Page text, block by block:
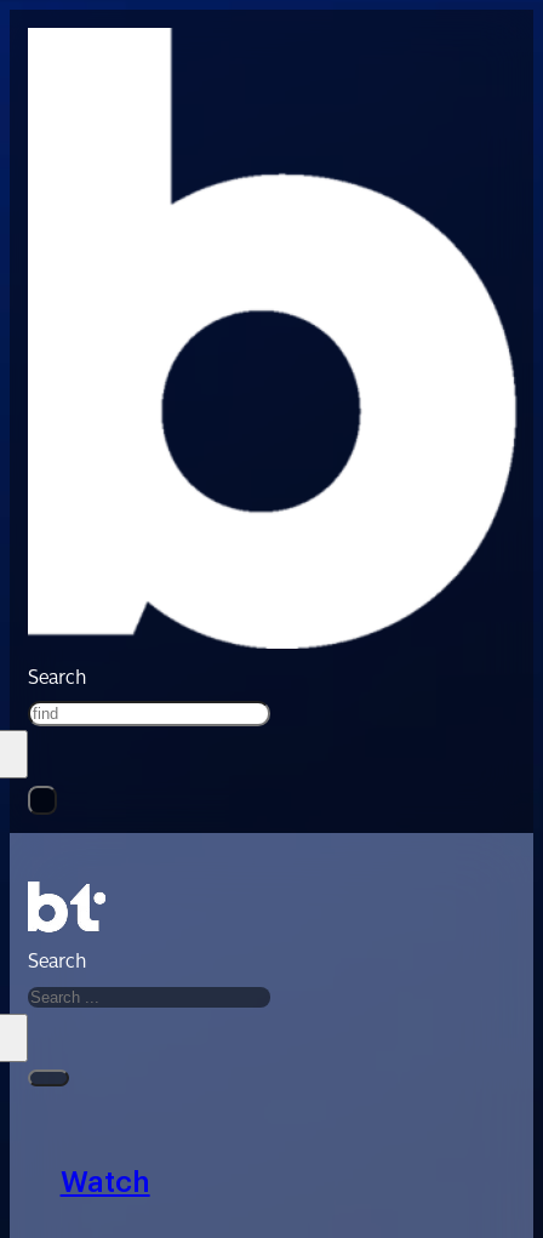
Search
Search
Watch